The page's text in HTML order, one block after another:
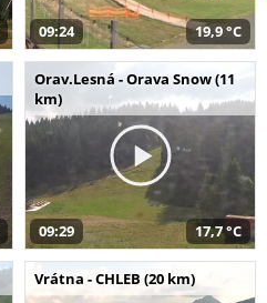
09:24 19,9 °C
Orav.Lesná - Orava Snow (11
km)
09:29 17,7 °C
Vrátna - CHLEB (20 km)